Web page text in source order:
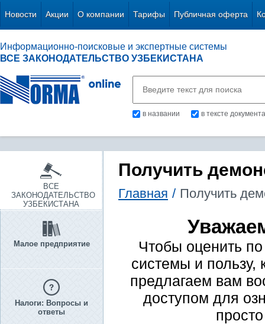
Новости Акции О компании Тарифы Публичная оферта
Информационно-поисковые и экспертные системы
ВСЕ ЗАКОНОДАТЕЛЬСТВО УЗБЕКИСТАНА
в названии в тексте документа
ВСЕ
ЗАКОНОДАТЕЛЬСТВО
УЗБЕКИСТАНА
Малое предприятие
Налоги: Вопросы и
ответы
Получить
Главная / Получить
Чтобы оценить
системы и пользу,
предлагаем вам
доступом для